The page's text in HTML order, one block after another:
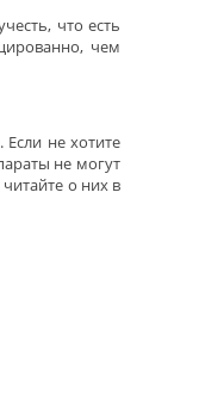
что есть
чем
не хотите
не могут
о них в